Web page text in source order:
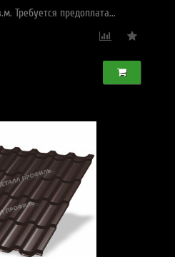
Требуется предоплата...